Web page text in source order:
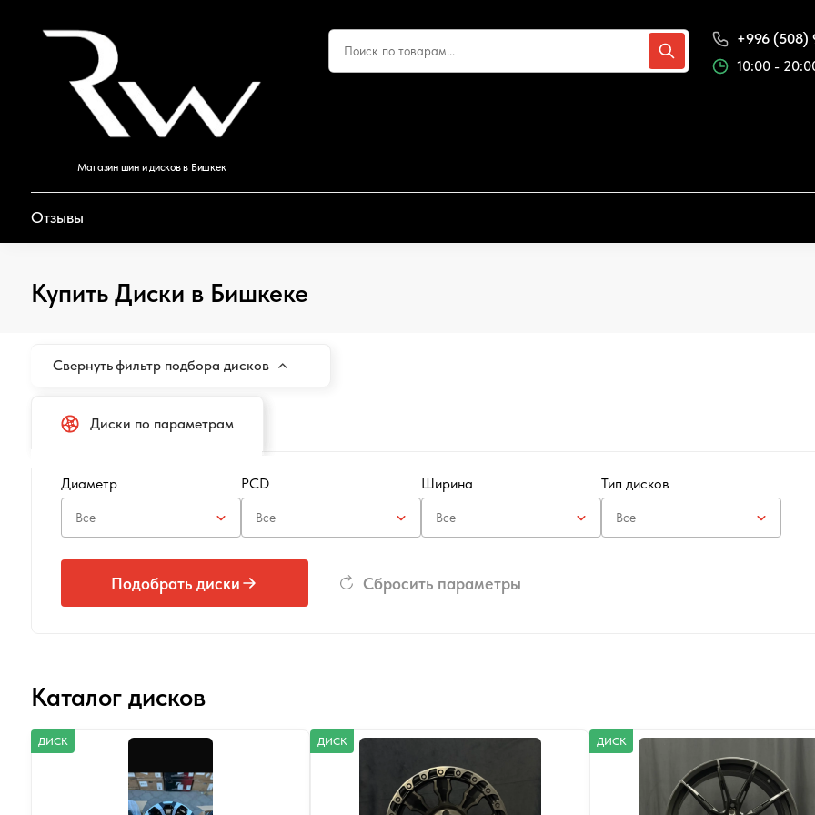
Магазин шин и дисков в Бишкек
+996 (508)
10:00 -
Отзывы
Купить Диски в Бишкеке
Свернутьфильтр подбора дисков
Диски по параметрам
Диаметр PCD Ширина Тип дисков
Подобрать диски Сбросить параметры
Каталог дисков
ДИСК ДИСК ДИСК